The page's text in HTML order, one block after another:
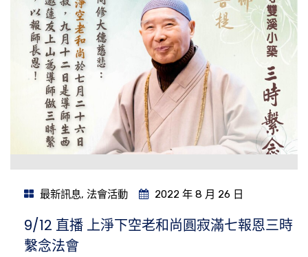
最新訊息, 法會活動 2022 年 8 月 26 日
9/12 直播 上淨下空老和尚圓寂滿七報恩三時
繫念法會